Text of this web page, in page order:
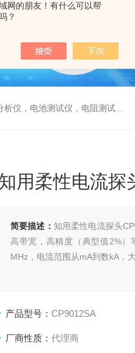
网的朋友！有什么可以帮
？
试仪，电阻测试仪，数据采集仪
用柔性电流探
简要描述： 知用柔性电流探头
高带宽，高精度（典型值2%
MHz，电流范围从mA到数kA，
产品型号： CP9012SA
厂商性质： 代理商